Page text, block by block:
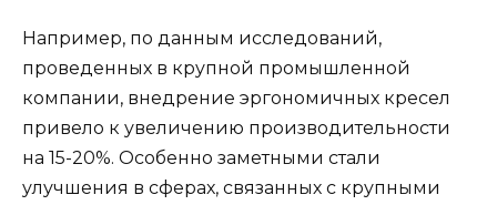
Например, по данным исследований,
проведенных в крупной промышленной
компании, внедрение эргономичных кресел
привело к увеличению производительности
на 15-20%. Особенно заметными стали
улучшения в сферах, связанных с крупными